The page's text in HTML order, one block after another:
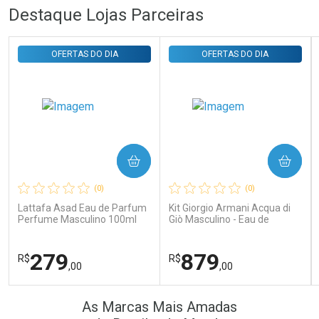
FECHAR
Laboratório
Comprar sem Desconto
Por R$ 22,33/cada
FECHAR
Por Menos
Comprar sem Desconto
Por R$ 22,33/cada
Comprar sem Desconto
Por R$ 41,57/cada
Comprar sem Desconto
Por R$ 41,57/cada
Destaque Lojas Parceiras
(0)
Lattafa Asad Eau de Parfum
Perfume Masculino 100ml
OFERTAS DO DIA
R$279,00
COMPRAR
FECHAR
FECHAR
(0)
Kit Giorgio Armani Acqua di
Giò Masculino - Eau de
OFERTAS DO DIA
R$879,00
COMPRAR
As Marcas Mais Amadas